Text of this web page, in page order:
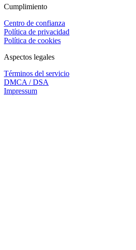
Cumplimiento
Centro de confianza
Política de privacidad
Política de cookies
Aspectos legales
Términos del servicio
DMCA / DSA
Impressum